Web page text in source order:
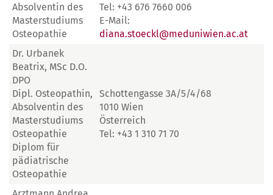
Absolventin des
Masterstudiums
Osteopathie
Tel: +43 676 7660 006
E-Mail:
diana.stoeckl@meduniwien.ac.at
Dr. Urbanek
Beatrix, MSc D.O.
DPO
Dipl. Osteopathin,
Absolventin des
Masterstudiums
Osteopathie
Diplom für
pädiatrische
Osteopathie
Schottengasse 3A/5/4/68
1010 Wien
Österreich
Tel: +43 1 310 71 70